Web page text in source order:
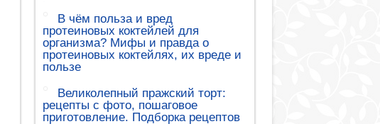
В чём польза и вред
протеиновых коктейлей для
организма? Мифы и правда о
протеиновых коктейлях, их вреде и
пользе
Великолепный пражский торт:
рецепты с фото, пошаговое
приготовление. Подборка рецептов